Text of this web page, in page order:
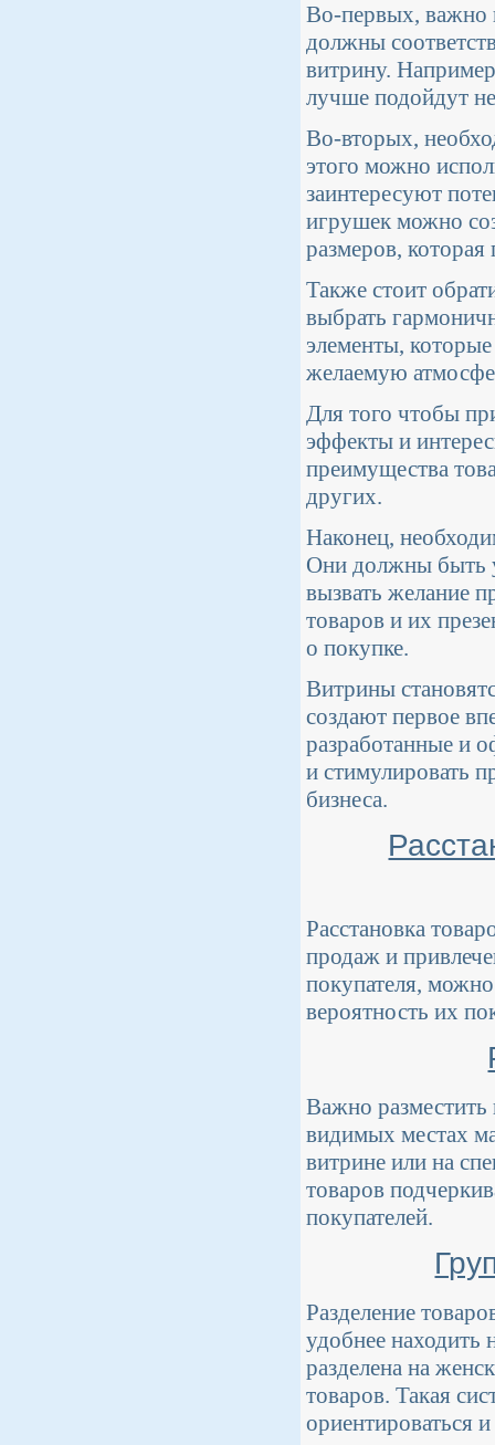
Во-первых, важно
должны
витрину.
лучше подойдут
Во-вторых,
этого можно
заинтересуют
игрушек можно
размеров, которая
Также стоит
выбрать
элементы, которые
желаемую
Для того чтобы
эффекты и
преимущества
других.
Наконец,
Они должны быть
вызвать желание
товаров и их
о покупке.
Витрины
создают первое
разработанные и
и стимулировать
бизнеса.
Расстановка
продаж и
покупателя,
вероятность их
Важно
видимых местах
витрине или на
товаров
покупателей.
Разделение
удобнее
разделена на
товаров. Такая
ориентироваться